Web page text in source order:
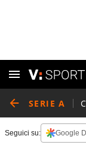
SERIE A
Seguici su: Google